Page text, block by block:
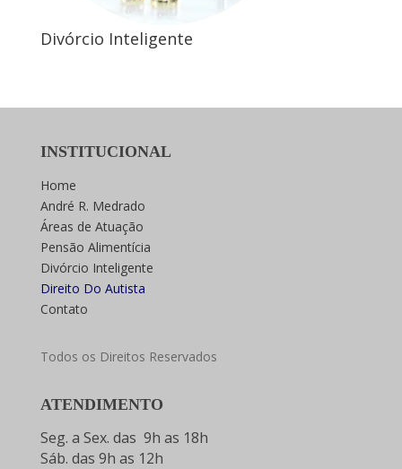
Divórcio Inteligente
INSTITUCIONAL
Home
André R. Medrado
Áreas de Atuação
Pensão Alimentícia
Divórcio Inteligente
Direito Do Autista
Contato
Todos os Direitos Reservados
ATENDIMENTO
Seg. a Sex. das 9h as 18h
Sáb. das 9h as 12h